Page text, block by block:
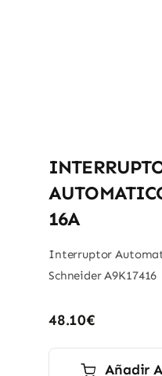
16A
Interruptor
Schneider A9K17416
48.10€
Añadir